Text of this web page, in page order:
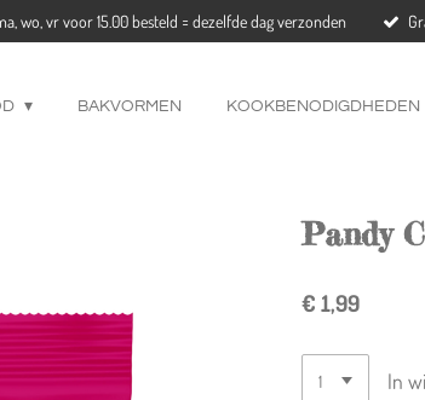
wo, vr voor 15.00 besteld = dezelfde dag verzonden
BAKVORMEN KOOKBENODIGDHEDEN
Pandy
€ 1,99
In